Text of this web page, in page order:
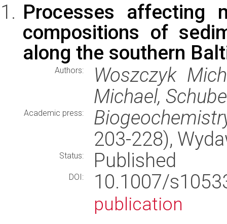
Processes affecting
compositions of
along the southern
Authors:
Woszczyk
Michael,
Academic press:
203-228),
Status: Published
DOI: 10.1007/
publication